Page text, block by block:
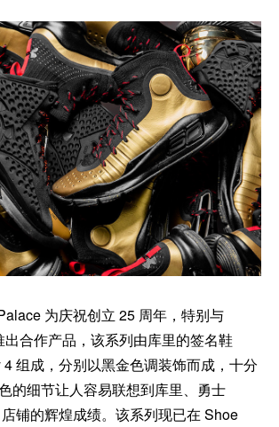
为庆祝创立 25 周年，特别与
出合作产品，该系列由库里的签名鞋
组成，分别以黑金色调装饰而成，十分
的细节让人容易联想到库里、勇士
铺的辉煌成绩。该系列现已在 Shoe